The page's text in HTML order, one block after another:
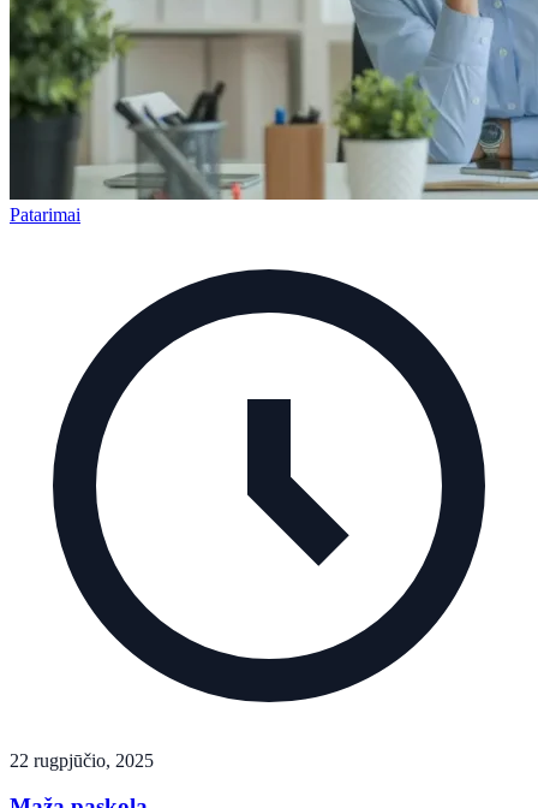
Patarimai
22 rugpjūčio, 2025